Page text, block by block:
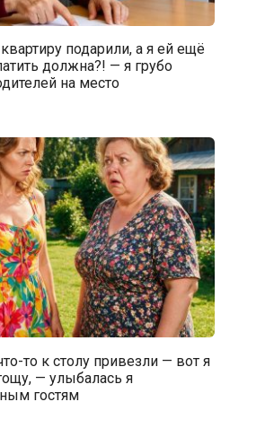
подарили, а я ей ещё
должна?! — я грубо
на место
то к столу привезли — вот я
— улыбалась я
гостям